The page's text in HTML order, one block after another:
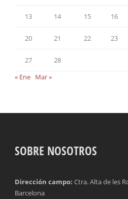
13 14 15 16
20 21 22 23
27
28
« Ene Mar »
SOBRE NOSOTROS
Dirección campo: Ctra. Alta de les
Barcelona